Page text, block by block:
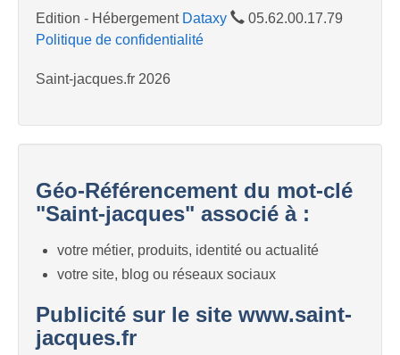
Edition - Hébergement Dataxy
05.62.00.17.79
Politique de confidentialité
Saint-jacques.fr 2026
Géo-Référencement du mot-clé
"Saint-jacques" associé à :
votre métier, produits, identité ou actualité
votre site, blog ou réseaux sociaux
Publicité sur le site www.saint-
jacques.fr